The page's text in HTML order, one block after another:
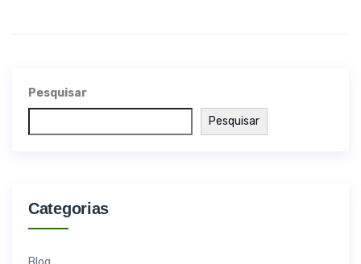
Pesquisar
Pesquisar
Categorias